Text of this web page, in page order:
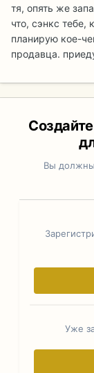
тя, опять же
что, сэнкс тебе,
планирую кое-
продавца.
Вы должны
Уже